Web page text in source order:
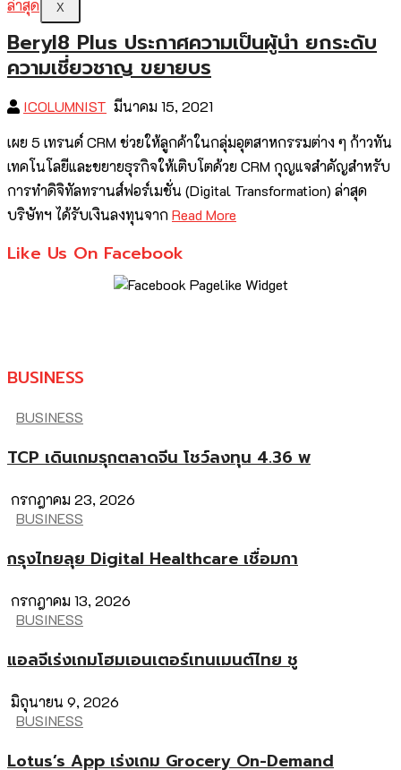
X
Beryl8 Plus ประกาศความเป็นผู้นำ ยกระดับ
ความเชี่ยวชาญ ขยายบร
ICOLUMNIST มีนาคม 15, 2021
เผย 5 เทรนด์ CRM ช่วยให้ลูกค้าในกลุ่มอุตสาหกรรมต่าง ๆ ก้าวทัน
เทคโนโลยีและขยายธุรกิจให้เติบโตด้วย CRM กุญแจสำคัญสำหรับ
การทำดิจิทัลทรานส์ฟอร์เมชั่น (Digital Transformation) ล่าสุด
บริษัทฯ ได้รับเงินลงทุนจากRead More
Like Us On Facebook
BUSINESS
BUSINESS
TCP เดินเกมรุกตลาดจีน โชว์ลงทุน 4.36 พ
กรกฎาคม 23, 2026
BUSINESS
กรุงไทยลุย Digital Healthcare เชื่อมกา
กรกฎาคม 13, 2026
BUSINESS
แอลจีเร่งเกมโฮมเอนเตอร์เทนเมนต์ไทย ชู
มิถุนายน 9, 2026
BUSINESS
Lotus’s App เร่งเกม Grocery On-Demand